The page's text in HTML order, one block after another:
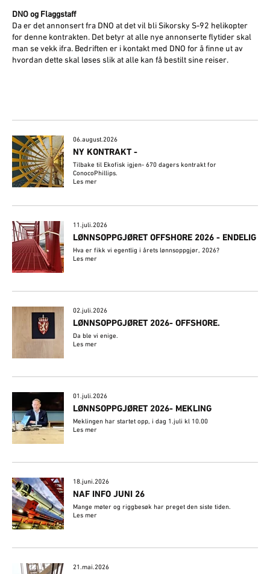
DNO og Flaggstaff
Da er det annonsert fra DNO at det vil bli Sikorsky S-92 helikopter
for denne kontrakten. Det betyr at alle nye annonserte flytider skal
man se vekk ifra. Bedriften er i kontakt med DNO for å finne ut av
hvordan dette skal løses slik at alle kan få bestilt sine reiser.
06.august.2026
NY KONTRAKT -
Tilbake til Ekofisk igjen- 670 dagers kontrakt for
ConocoPhillips.
Les mer
11.juli.2026
LØNNSOPPGJØRET OFFSHORE 2026 - ENDELIG
Hva er fikk vi egentlig i årets lønnsoppgjør, 2026?
Les mer
02.juli.2026
​LØNNSOPPGJØRET 2026- OFFSHORE.
Da ble vi enige.
Les mer
01.juli.2026
LØNNSOPPGJØRET 2026- MEKLING
Meklingen har startet opp, i dag 1.juli kl 10.00
Les mer
18.juni.2026
NAF INFO JUNI 26
Mange møter og riggbesøk har preget den siste tiden.
Les mer
21.mai.2026